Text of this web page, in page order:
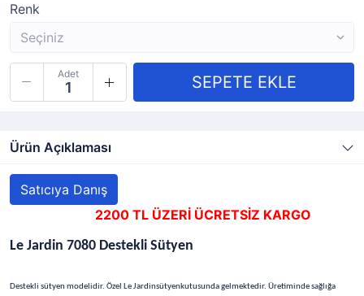
Renk
Adet
Ürün Açıklaması
Satıcıya Danış
2200 TL ÜZERİ ÜCRETSİZ KARGO
Le Jardin 7080 Destekli Sütyen
Destekli sütyen modelidir. Özel Le Jardinsütyenkutusunda gelmektedir. Üretiminde sağlığa